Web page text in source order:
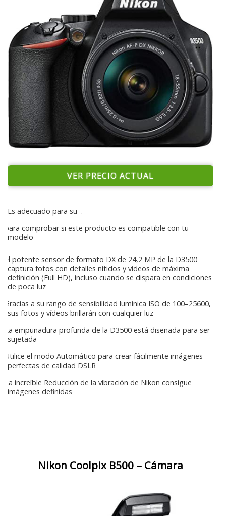
VER PRECIO ACTUAL
Es adecuado para su .
para comprobar si este producto es compatible con tu
modelo
El potente sensor de formato DX de 24,2 MP de la D3500
captura fotos con detalles nítidos y vídeos de máxima
definición (Full HD), incluso cuando se dispara en condiciones
de poca luz
Gracias a su rango de sensibilidad lumínica ISO de 100–25600,
sus fotos y vídeos brillarán con cualquier luz
La empuñadura profunda de la D3500 está diseñada para ser
sujetada
Utilice el modo Automático para crear fácilmente imágenes
perfectas de calidad DSLR
La increíble Reducción de la vibración de Nikon consigue
imágenes definidas
Nikon Coolpix B500 – Cámara